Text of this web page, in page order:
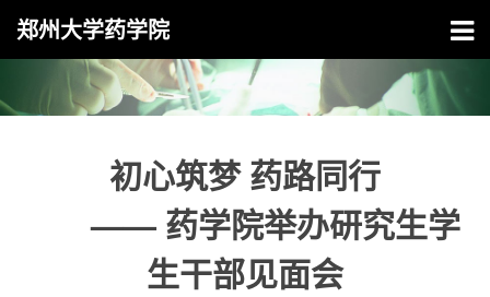
郑州大学药学院
初心筑梦 药路同行
—— 药学院举办研究生学
生干部见面会